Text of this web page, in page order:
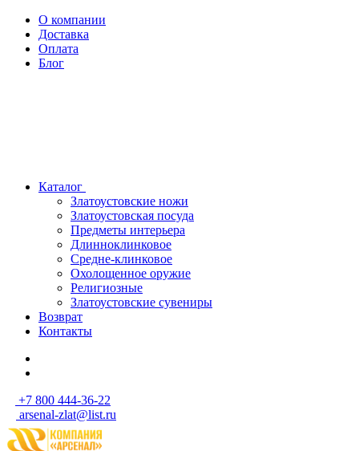
О компании
Доставка
Оплата
Блог
Каталог
Златоустовские ножи
Златоустовская посуда
Предметы интерьера
Длинноклинковое
Средне-клинковое
Охолощенное оружие
Религиозные
Златоустовские сувениры
Возврат
Контакты
+7 800 444-36-22
arsenal-zlat@list.ru